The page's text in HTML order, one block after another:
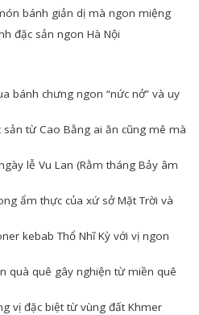
bánh giản dị mà ngon miệng
đặc sản ngon Hà Nội
bánh chưng ngon “nức nở” và uy
từ Cao Bằng ai ăn cũng mê mà
lễ Vu Lan (Rằm tháng Bảy âm
ẩm thực của xứ sở Mặt Trời và
kebab Thổ Nhĩ Kỳ với vị ngon
quà quê gây nghiện từ miền quê
vị đặc biệt từ vùng đất Khmer